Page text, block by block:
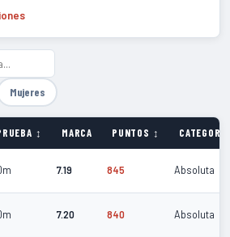
Mujeres
↕ MARCA PUNTOS ↕
7.19 845 Absoluta
7.20 840 Absoluta